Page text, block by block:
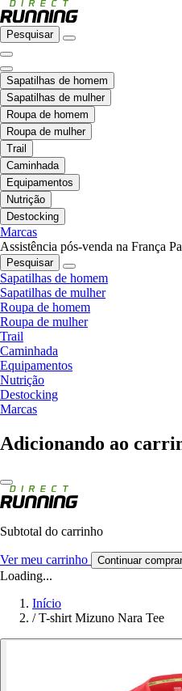
Pesquisar
Sapatilhas de homem
Sapatilhas de mulher
Roupa de homem
Roupa de mulher
Trail
Caminhada
Equipamentos
Nutrição
Destocking
Marcas
Assistência pós-venda na França
Pesquisar
Sapatilhas de homem
Sapatilhas de mulher
Roupa de homem
Roupa de mulher
Trail
Caminhada
Equipamentos
Nutrição
Destocking
Marcas
Adicionando ao
Subtotal do carrinho
Ver meu carrinho Continuar
Loading...
Início
/ T-shirt Mizuno Nara Tee